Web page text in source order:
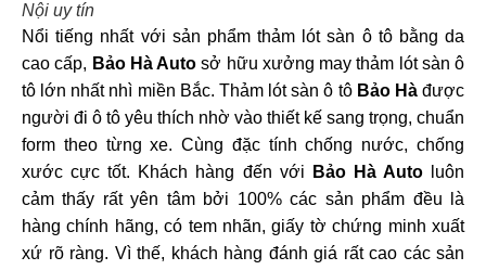
Nội uy tín
Nổi tiếng nhất với sản phẩm thảm lót sàn ô tô bằng da
cao cấp, Bảo Hà Auto sở hữu xưởng may thảm lót sàn ô
tô lớn nhất nhì miền Bắc. Thảm lót sàn ô tôBảo Hàđược
người đi ô tô yêu thích nhờ vào thiết kế sang trọng, chuẩn
form theo từng xe. Cùng đặc tính chống nước, chống
xước cực tốt. Khách hàng đến với Bảo Hà Autoluôn
cảm thấy rất yên tâm bởi 100% các sản phẩm đều là
hàng chính hãng, có tem nhãn, giấy tờ chứng minh xuất
xứ rõ ràng. Vì thế, khách hàng đánh giá rất cao các sản